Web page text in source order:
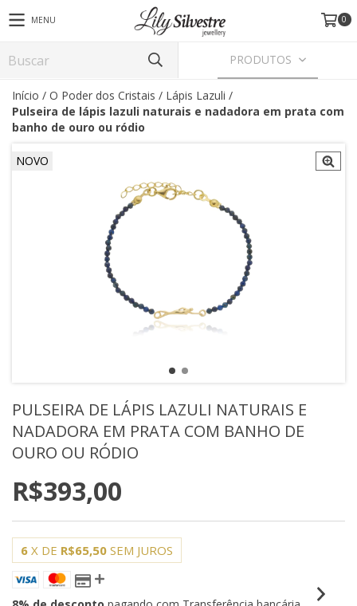
MENU 0
PRODUTOS
Início / O Poder dos Cristais / Lápis Lazuli /
Pulseira de lápis lazuli naturais e nadadora em prata com
banho de ouro ou ródio
NOVO
PULSEIRA DE LÁPIS LAZULI NATURAIS E
NADADORA EM PRATA COM BANHO DE
OURO OU RÓDIO
R$393,00
6 X DE R$65,50 SEM JUROS